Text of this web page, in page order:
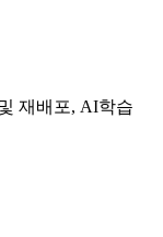
재배포, AI학습